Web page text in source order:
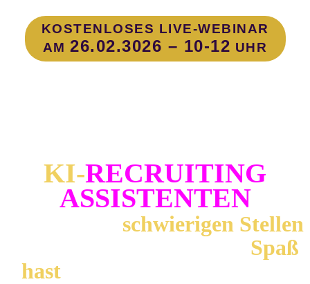
KOSTENLOSES LIVE-WEBINAR
AM26.02.3026 – 10-12 UHR
KI-RECRUITING
ASSISTENTEN
schwierigen Stellen
Spaß
hast